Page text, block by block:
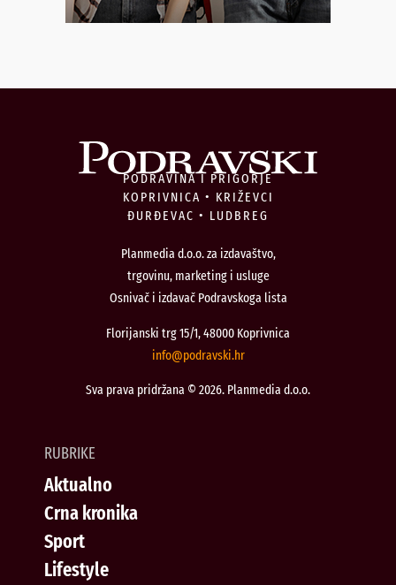
PODRAVINA I PRIGORJE
KOPRIVNICA • KRIŽEVCI
ĐURĐEVAC • LUDBREG
Planmedia d.o.o. za izdavaštvo,
trgovinu, marketing i usluge
Osnivač i izdavač Podravskoga lista
Florijanski trg 15/1, 48000 Koprivnica
rh.iksvardop
@ofni
Sva prava pridržana © 2026. Planmedia d.o.o.
RUBRIKE
Aktualno
Crna kronika
Sport
Lifestyle